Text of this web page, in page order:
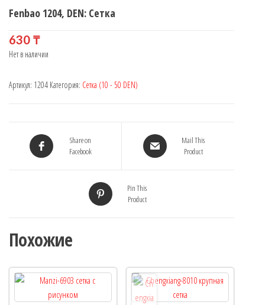
Fenbao 1204, DEN: Сетка
630 ₸
Нет в наличии
Артикул: 1204 Категория: Сетка (10 - 50 DEN)
Share on
Facebook
Mail This
Product
Pin This
Product
Похожие